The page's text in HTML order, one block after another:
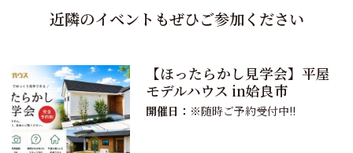
近隣のイベントもぜひご参加ください
【ほったらかし見学会】平屋
モデルハウス in姶良市
開催日： ※随時ご予約受付中!!